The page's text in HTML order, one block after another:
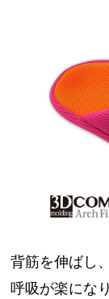
背筋を伸ばし
呼吸が楽にな